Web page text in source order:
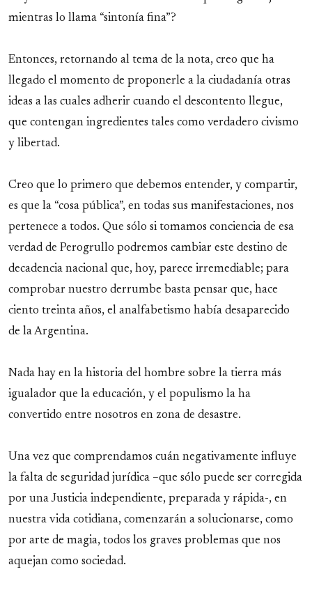
mientras lo llama “sintonía fina”?
Entonces, retornando al tema de la nota, creo que ha
llegado el momento de proponerle a la ciudadanía otras
ideas a las cuales adherir cuando el descontento llegue,
que contengan ingredientes tales como verdadero civismo
y libertad.
Creo que lo primero que debemos entender, y compartir,
es que la “cosa pública”, en todas sus manifestaciones, nos
pertenece a todos. Que sólo si tomamos conciencia de esa
verdad de Perogrullo podremos cambiar este destino de
decadencia nacional que, hoy, parece irremediable; para
comprobar nuestro derrumbe basta pensar que, hace
ciento treinta años, el analfabetismo había desaparecido
de la Argentina.
Nada hay en la historia del hombre sobre la tierra más
igualador que la educación, y el populismo la ha
convertido entre nosotros en zona de desastre.
Una vez que comprendamos cuán negativamente influye
la falta de seguridad jurídica –que sólo puede ser corregida
por una Justicia independiente, preparada y rápida-, en
nuestra vida cotidiana, comenzarán a solucionarse, como
por arte de magia, todos los graves problemas que nos
aquejan como sociedad.